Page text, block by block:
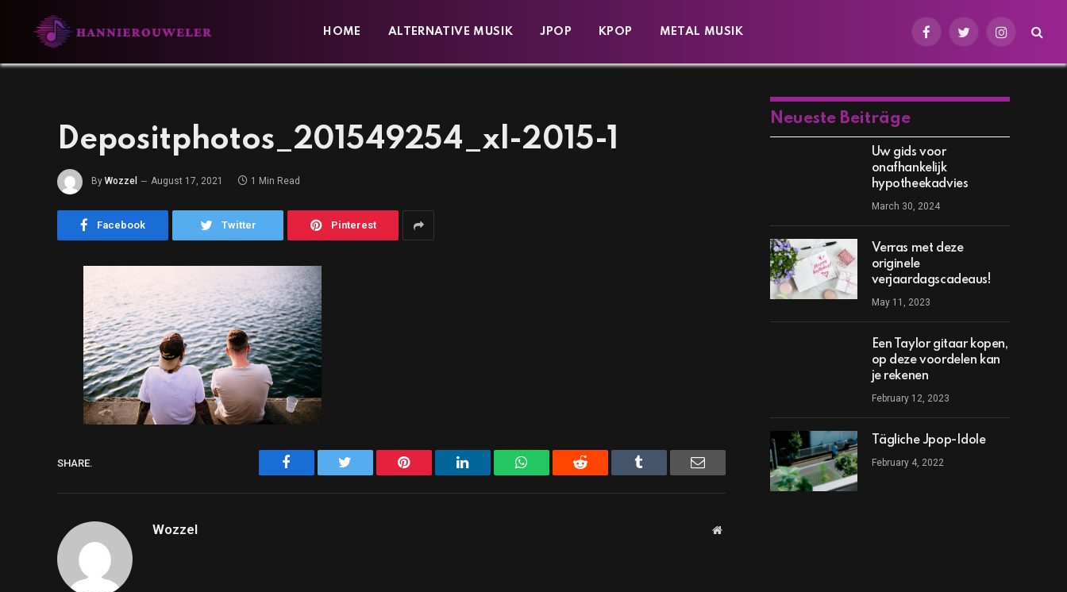
HOME ALTERNATIVE MUSIK JPOP KPOP METAL MUSIK
FacebookTwitterInstagram
Depositphotos_201549254_xl-2015-1
By Wozzel August 17, 2021 1 Min Read
Facebook Twitter Pinterest
SHARE. Facebook Pinterest LinkedIn WhatsAppReddit Email
Wozzel Website
Neueste Beiträge
Uw gids voor
onafhankelijk
hypotheekadvies
March 30, 2024
Verras met deze
originele
verjaardagscadeaus!
May 11, 2023
Een Taylor gitaar kopen,
op deze voordelen kan
je rekenen
February 12, 2023
Tägliche Jpop-Idole
February 4, 2022